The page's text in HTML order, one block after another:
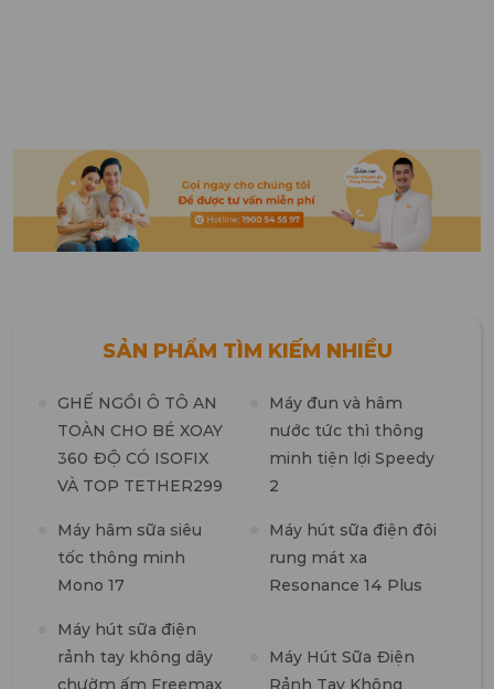
SẢN PHẨM TÌM KIẾM NHIỀU
GHẾ NGỒI Ô TÔ AN
TOÀN CHO BÉ XOAY
360 ĐỘ CÓ ISOFIX
VÀ TOP TETHER299
Máy đun và hâm
nước tức thì thông
minh tiện lợi Speedy
2
Máy hâm sữa siêu
tốc thông minh
Mono 17
Máy hút sữa điện đôi
rung mát xa
Resonance 14 Plus
Máy hút sữa điện
rảnh tay không dây
chườm ấm Freemax
Máy Hút Sữa Điện
Rảnh Tay Không